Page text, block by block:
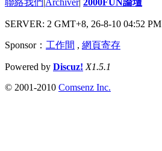
聯絡我們|Archiver| 2000FUN論壇
SERVER: 2 GMT+8, 26-8-10 04:52 PM
Sponsor： 工作間 , 網頁寄存
Powered by Discuz! X1.5.1
© 2001-2010 Comsenz Inc.